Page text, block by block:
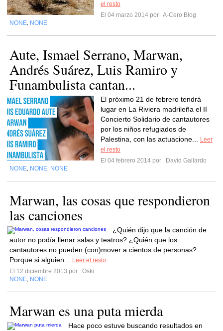
el resto
El 04 marzo 2014 por A-Cero Blog
NONE NONE
Aute, Ismael Serrano, Marwan,
Andrés Suárez, Luis Ramiro y
Funambulista cantan...
El próximo 21 de febrero tendrá
lugar en La Riviera madrileña el II
Concierto Solidario de cantautores
por los niños refugiados de
Palestina, con las actuacione...
Leer
el resto
El 04 febrero 2014 por
David Gallardo
NONE NONE NONE
Marwan, las cosas que respondieron
las canciones
¿Quién dijo que la canción de
autor no podía llenar salas y teatros? ¿Quién que los
cantautores no pueden (con)mover a cientos de personas?
Porque si alguien...
Leer el resto
El 12 diciembre 2013 por
Oski
NONE NONE
Marwan es una puta mierda
Hace poco estuve buscando resultados en